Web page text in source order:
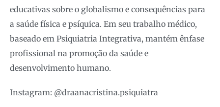
educativas sobre o globalismo e consequências para
a saúde física e psíquica. Em seu trabalho médico,
baseado em Psiquiatria Integrativa, mantém ênfase
profissional na promoção da saúde e
desenvolvimento humano.
Instagram: @draanacristina.psiquiatra